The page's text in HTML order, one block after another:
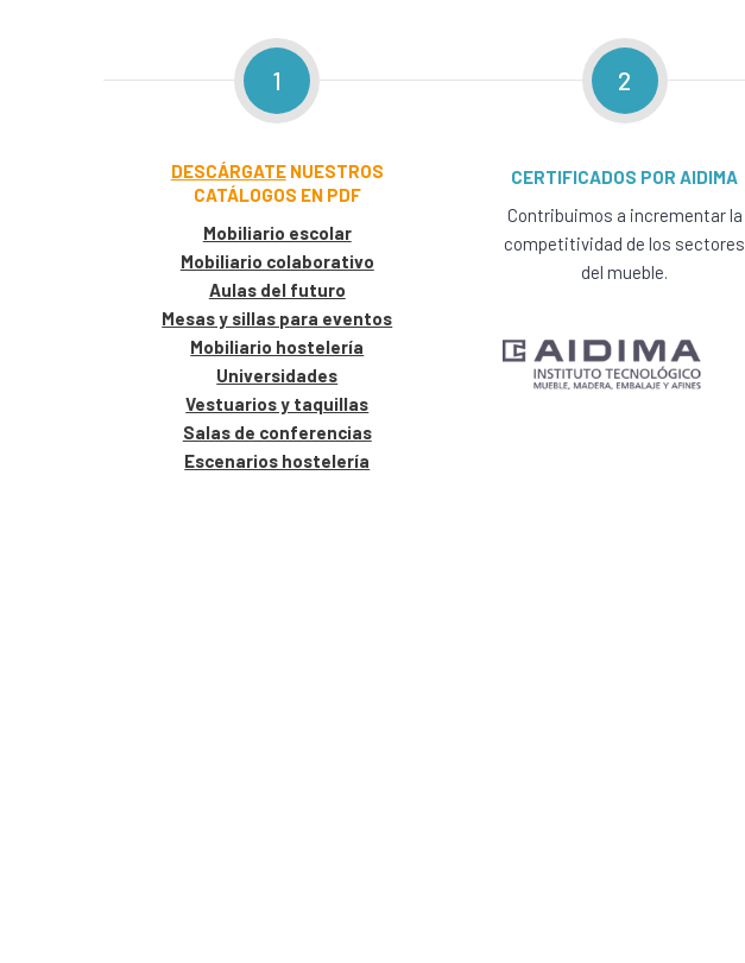
1
DESCÁRGATENUESTROS
CATÁLOGOS EN PDF
Mobiliario escolar
Mobiliario colaborativo
Aulas del futuro
Mesas y sillas para eventos
Mobiliario hostelería
Universidades
Vestuarios y taquillas
Salas de conferencias
Escenarios hostelería
2
CERTIFICADOS POR AIDIMA
Contribuimos a incrementar la
competitividad de los sectores
del mueble.